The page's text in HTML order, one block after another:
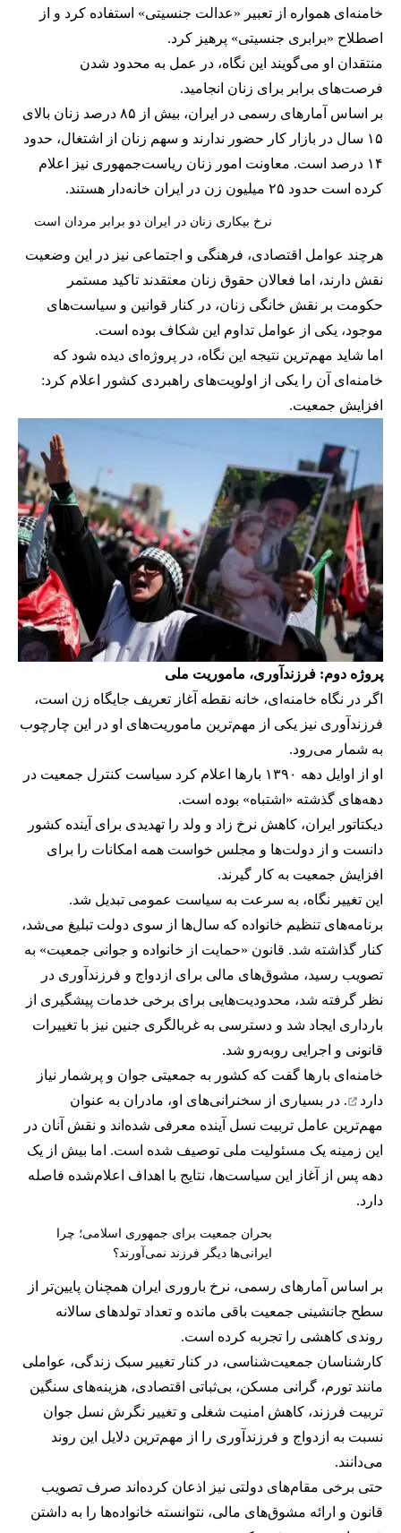
خامنه‌ای همواره از تعبیر «عدالت جنسیتی» استفاده کرد و از
اصطلاح «برابری جنسیتی» پرهیز کرد.
منتقدان او می‌گویند این نگاه، در عمل به محدود شدن
فرصت‌های برابر برای زنان انجامید.
بر اساس آمارهای رسمی در ایران، بیش از ۸۵ درصد زنان بالای
۱۵ سال در بازار کار حضور ندارند و سهم زنان از اشتغال، حدود
۱۴ درصد است. معاونت امور زنان ریاست‌جمهوری نیز اعلام
کرده است حدود ۲۵ میلیون زن در ایران خانه‌دار هستند.
نرخ بیکاری زنان در ایران دو برابر مردان است
هرچند عوامل اقتصادی، فرهنگی و اجتماعی نیز در این وضعیت
نقش دارند، اما فعالان حقوق زنان معتقدند تاکید مستمر
حکومت بر نقش خانگی زنان، در کنار قوانین و سیاست‌های
موجود، یکی از عوامل تداوم این شکاف بوده است.
اما شاید مهم‌ترین نتیجه این نگاه، در پروژه‌ای دیده شود که
خامنه‌ای آن را یکی از اولویت‌های راهبردی کشور اعلام کرد:
افزایش جمعیت.
پروژه دوم: فرزندآوری، ماموریت ملی
اگر در نگاه خامنه‌ای، خانه نقطه آغاز تعریف جایگاه زن است،
فرزندآوری نیز یکی از مهم‌ترین ماموریت‌های او در این چارچوب
به شمار می‌رود.
او از اوایل دهه ۱۳۹۰ بارها اعلام کرد سیاست کنترل جمعیت در
دهه‌های گذشته «اشتباه» بوده است.
دیکتاتور ایران، کاهش نرخ زاد و ولد را تهدیدی برای آینده کشور
دانست و از دولت‌ها و مجلس خواست همه امکانات را برای
افزایش جمعیت به کار گیرند.
این تغییر نگاه، به سرعت به سیاست عمومی تبدیل شد.
برنامه‌های تنظیم خانواده که سال‌ها از سوی دولت تبلیغ می‌شد،
کنار گذاشته شد. قانون «حمایت از خانواده و جوانی جمعیت» به
تصویب رسید، مشوق‌های مالی برای ازدواج و فرزندآوری در
نظر گرفته شد، محدودیت‌هایی برای برخی خدمات پیشگیری از
بارداری ایجاد شد و دسترسی به غربالگری جنین نیز با تغییرات
قانونی و اجرایی روبه‌رو شد.
خامنه‌ای بارها گفت که کشور به جمعیتی جوان و پرشمار نیاز
دارد
. در بسیاری از سخنرانی‌های او، مادران به عنوان
مهم‌ترین عامل تربیت نسل آینده معرفی شده‌اند و نقش آنان در
این زمینه یک مسئولیت ملی توصیف شده است. اما بیش از یک
دهه پس از آغاز این سیاست‌ها، نتایج با اهداف اعلام‌شده فاصله
دارد.
بحران جمعیت برای جمهوری اسلامی؛ چرا
ایرانی‌ها دیگر فرزند نمی‌آورند؟
بر اساس آمارهای رسمی، نرخ باروری ایران همچنان پایین‌تر از
سطح جانشینی جمعیت باقی مانده و تعداد تولدهای سالانه
روندی کاهشی را تجربه کرده است.
کارشناسان جمعیت‌شناسی، در کنار تغییر سبک زندگی، عواملی
مانند تورم، گرانی مسکن، بی‌ثباتی اقتصادی، هزینه‌های سنگین
تربیت فرزند، کاهش امنیت شغلی و تغییر نگرش نسل جوان
نسبت به ازدواج و فرزندآوری را از مهم‌ترین دلایل این روند
می‌دانند.
حتی برخی مقام‌های دولتی نیز اذعان کرده‌اند صرف تصویب
قانون و ارائه مشوق‌های مالی، نتوانسته خانواده‌ها را به داشتن